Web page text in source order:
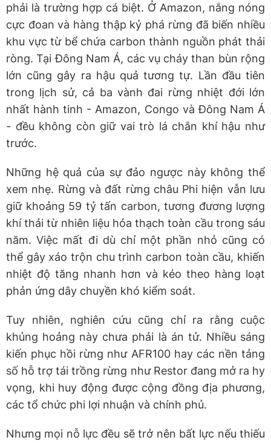
phải là trường hợp cá biệt. Ở Amazon, nắng nóng
cực đoan và hàng thập kỷ phá rừng đã biến nhiều
khu vực từ bể chứa carbon thành nguồn phát thải
ròng. Tại Đông Nam Á, các vụ cháy than bùn rộng
lớn cũng gây ra hậu quả tương tự. Lần đầu tiên
trong lịch sử, cả ba vành đai rừng nhiệt đới lớn
nhất hành tinh - Amazon, Congo và Đông Nam Á
- đều không còn giữ vai trò lá chắn khí hậu như
trước.
Những hệ quả của sự đảo ngược này không thể
xem nhẹ. Rừng và đất rừng châu Phi hiện vẫn lưu
giữ khoảng 59 tỷ tấn carbon, tương đương lượng
khí thải từ nhiên liệu hóa thạch toàn cầu trong sáu
năm. Việc mất đi dù chỉ một phần nhỏ cũng có
thể gây xáo trộn chu trình carbon toàn cầu, khiến
nhiệt độ tăng nhanh hơn và kéo theo hàng loạt
phản ứng dây chuyền khó kiểm soát.
Tuy nhiên, nghiên cứu cũng chỉ ra rằng cuộc
khủng hoảng này chưa phải là án tử. Nhiều sáng
kiến phục hồi rừng như AFR100 hay các nền tảng
số hỗ trợ tái trồng rừng như Restor đang mở ra hy
vọng, khi huy động được cộng đồng địa phương,
các tổ chức phi lợi nhuận và chính phủ.
Nhưng mọi nỗ lực đều sẽ trở nên bất lực nếu thiếu